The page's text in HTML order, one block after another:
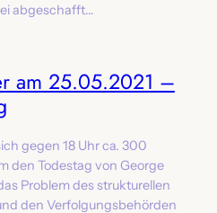
abgeschafft…
am 25.05.2021 –
gegen 18 Uhr ca. 300
den Todestag von George
Problem des strukturellen
den Verfolgungsbehörden